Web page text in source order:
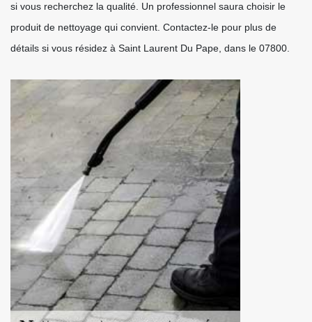
si vous recherchez la qualité. Un professionnel saura choisir le
produit de nettoyage qui convient. Contactez-le pour plus de
détails si vous résidez à Saint Laurent Du Pape, dans le 07800.